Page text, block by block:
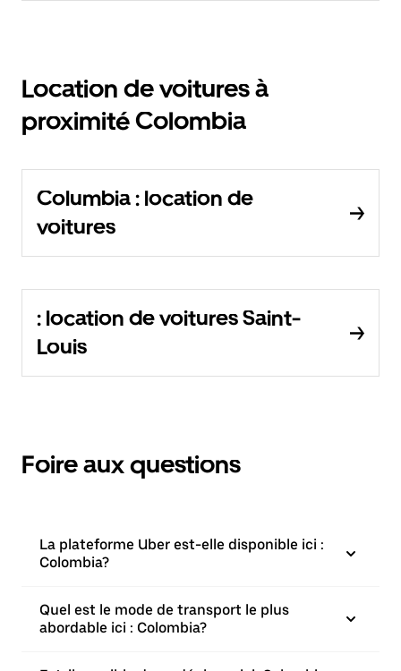
Location de voitures à
proximité Colombia
Columbia : location de
voitures
: location de voitures Saint-
Louis
Foire aux questions
La plateforme Uber est-elle disponible ici :
Colombia?
Quel est le mode de transport le plus
abordable ici : Colombia?